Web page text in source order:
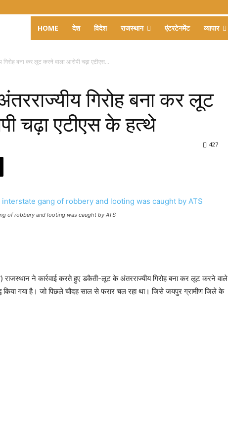
HOME देश विदेश राजस्थान एंटरटेनमेंट व्यापार
बना कर लूट करने वाला आरोपी चढ़ा एटीएस...
गिरोह बना कर लूट
चढ़ा एटीएस के हत्थे
427
of robbery and looting was caught by ATS
राजस्थान ने कार्रवाई करते हुए डकैती-लूट के अंतरराज्यीय गिरोह बना कर लूट करने वाले
किया गया है। जो पिछले चौदह साल से फरार चल रहा था। जिसे जयपुर ग्रामीण जिले के